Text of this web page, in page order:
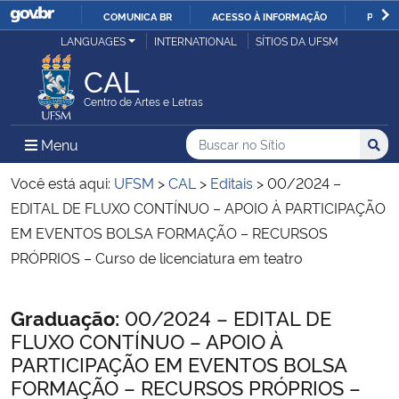
IR
COMUNICA BR ACESSO À INFORMAÇÃO
Ministério da Justiça e Segurança Pública
Ministério da Defesa
Ministério das Relações Exteriores
Ministério da Economia
Ministério da Agricultura, Pecuária e Abastecimento
Ministério da Educação
LANGUAGES INTERNATIONAL SÍTIOS DA UFSM
CAL
Centro de Artes e Letras
Menu Menu Principal do Sítio
Busca
Buscar no no Sítio
Busca:
Você está aqui: UFSM >CAL > Editais >00/2024 –
EDITAL DE FLUXO CONTÍNUO – APOIO À PARTICIPAÇÃO
EM EVENTOS BOLSA FORMAÇÃO – RECURSOS
PRÓPRIOS – Curso de licenciatura em teatro
Início do conteúdo
Graduação: 00/2024 – EDITAL DE
FLUXO CONTÍNUO – APOIO À
PARTICIPAÇÃO EM EVENTOS BOLSA
FORMAÇÃO – RECURSOS PRÓPRIOS –